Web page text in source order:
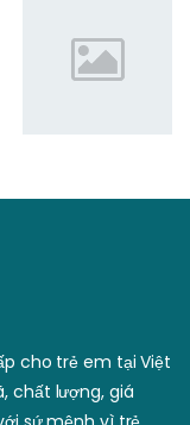
cho trẻ em tại Việt
chất lượng, giá